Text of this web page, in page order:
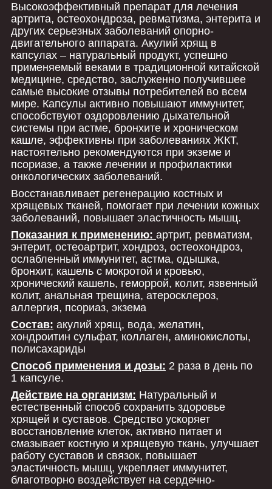
Высокоэффективный препарат для лечения
артрита, остеохондроза, ревматизма, энтерита и
других серьезных заболеваний опорно-
двигательного аппарата. Акулий хрящ в
капсулах – натуральный продукт, успешно
применяемый веками в традиционной китайской
медицине, средство, заслуженно получившее
самые высокие отзывы потребителей во всем
мире. Капсулы активно повышают иммунитет,
способствуют оздоровлению дыхательной
системы при астме, бронхите и хроническом
кашле, эффективны при заболеваниях ЖКТ,
настоятельно рекомендуются при экземе и
псориазе, а также лечении и профилактики
онкологических заболеваний.
Восстанавливает регенерацию костных и
хрящевых тканей, помогает при лечении кожных
заболеваний, повышает эластичность мышц.
Показания к применению: артрит, ревматизм,
энтерит, остеоартрит, хондроз, остеохондроз,
ослабленный иммунитет, астма, одышка,
бронхит, кашель с мокротой и кровью,
хронический кашель, геморрой, колит, язвенный
колит, анальная трещина, атеросклероз,
аллергия, псориаз, экзема
Состав: акулий хрящ, вода, желатин,
хондроитин сульфат, коллаген, аминокислоты,
полисахариды
Способ применения и дозы: 2 раза в день по
1 капсуле.
Действие на организм: Натуральный и
естественный способ сохранить здоровье
хрящей и суставов. Средство ускоряет
восстановление клеток, активно питает и
смазывает костную и хрящевую ткань, улучшает
работу суставов и связок, повышает
эластичность мышц, укрепляет иммунитет,
благотворно воздействует на сердечно-